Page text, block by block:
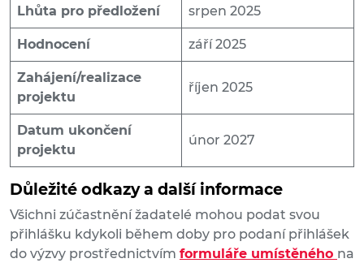
Lhůta pro předložení srpen 2025
Hodnocení září 2025
Zahájení/realizace
projektu
říjen 2025
Datum ukončení
projektu
únor 2027
Důležité odkazy a další informace
Všichni zúčastnění žadatelé mohou podat svou
přihlášku kdykoli během doby pro podaní přihlášek
do výzvy prostřednictvím formuláře umístěného na